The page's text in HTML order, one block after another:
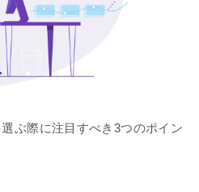
ぶ際に注目すべき3つのポイン